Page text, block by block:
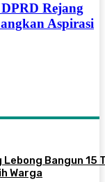
Rejang
Aspirasi
Bangun 15
Warga